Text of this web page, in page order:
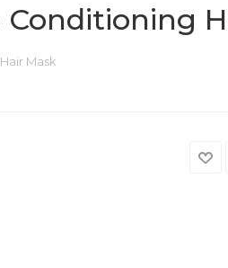
Conditioning
Mask